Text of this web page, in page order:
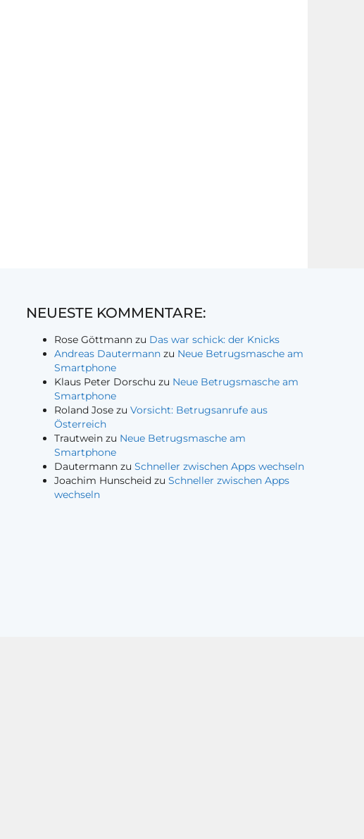
NEUESTE KOMMENTARE:
Rose Göttmann zu Das war schick: der Knicks
Andreas Dautermann zu Neue Betrugsmasche am
Smartphone
Klaus Peter Dorschu zu Neue Betrugsmasche am
Smartphone
Roland Jose zuVorsicht: Betrugsanrufe aus
Österreich
Trautwein zu Neue Betrugsmasche am
Smartphone
Dautermann zuSchneller zwischen Apps wechseln
Joachim Hunscheid zuSchneller zwischen Apps
wechseln